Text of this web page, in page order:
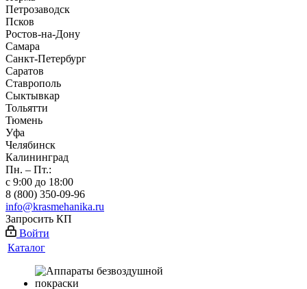
Петрозаводск
Псков
Ростов-на-Дону
Самара
Санкт-Петербург
Саратов
Ставрополь
Сыктывкар
Тольятти
Тюмень
Уфа
Челябинск
Калининград
Пн. – Пт.:
с 9:00 до 18:00
8 (800) 350-09-96
info@krasmehanika.ru
Запросить КП
Войти
Каталог